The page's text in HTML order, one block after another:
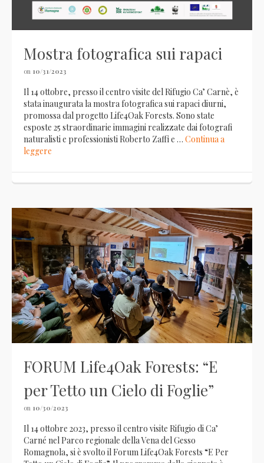
Mostra fotografica sui rapaci
on 10/31/2023
Il 14 ottobre, presso il centro visite del Rifugio Ca’ Carnè, è
stata inaugurata la mostra fotografica sui rapaci diurni,
promossa dal progetto Life4Oak Forests. Sono state
esposte 25 straordinarie immagini realizzate dai fotografi
naturalisti e professionisti Roberto Zaffi e … Continua a
leggere
FORUM Life4Oak Forests: “E
per Tetto un Cielo di Foglie”
on 10/30/2023
Il 14 ottobre 2023, presso il centro visite Rifugio di Ca’
Carné nel Parco regionale della Vena del Gesso
Romagnola, si è svolto il Forum Life4Oak Forests “E Per